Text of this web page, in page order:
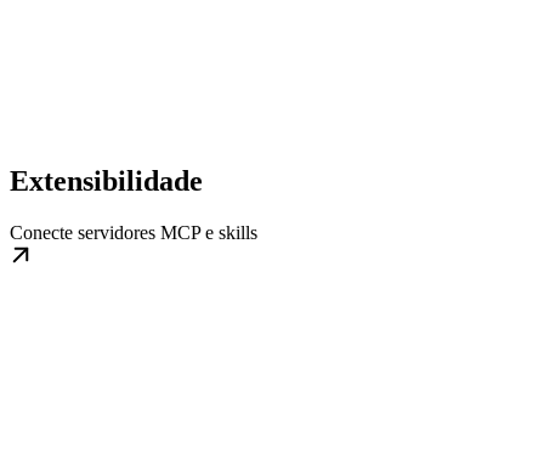
Extensibilidade
Conecte servidores MCP e skills